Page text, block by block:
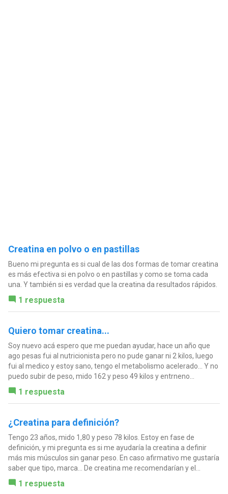
Creatina en polvo o en pastillas
Bueno mi pregunta es si cual de las dos formas de tomar creatina
es más efectiva si en polvo o en pastillas y como se toma cada
una. Y también si es verdad que la creatina da resultados rápidos.
1 respuesta
Quiero tomar creatina...
Soy nuevo acá espero que me puedan ayudar, hace un año que
ago pesas fui al nutricionista pero no pude ganar ni 2 kilos, luego
fui al medico y estoy sano, tengo el metabolismo acelerado... Y no
puedo subir de peso, mido 162 y peso 49 kilos y entrneno...
1 respuesta
¿Creatina para definición?
Tengo 23 años, mido 1,80 y peso 78 kilos. Estoy en fase de
definición, y mi pregunta es si me ayudaría la creatina a definir
más mis músculos sin ganar peso. En caso afirmativo me gustaría
saber que tipo, marca... De creatina me recomendarían y el...
1 respuesta